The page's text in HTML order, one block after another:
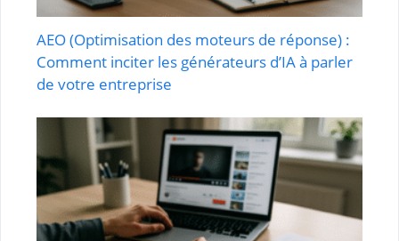
AEO (Optimisation des moteurs de réponse) :
Comment inciter les générateurs d’IA à parler
de votre entreprise